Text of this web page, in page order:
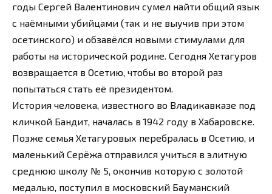
годы Сергей Валентинович сумел найти общий язык
с наёмными убийцами (так и не выучив при этом
осетинского) и обзавёлся новыми стимулами для
работы на исторической родине. Сегодня Хетагуров
возвращается в Осетию, чтобы во второй раз
попытаться стать её президентом.
История человека, известного во Владикавказе под
кличкой Бандит, началась в 1942 году в Хабаровске.
Позже семья Хетагуровых перебралась в Осетию, и
маленький Серёжа отправился учиться в элитную
среднюю школу № 5, окончив которую с золотой
медалью, поступил в московский Бауманский